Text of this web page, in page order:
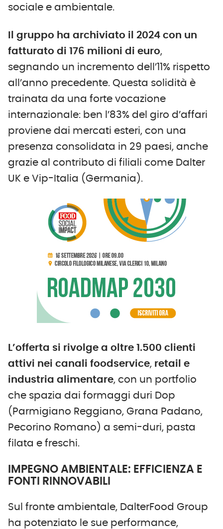
sociale e ambientale.
Il gruppo ha archiviato il 2024 con un
fatturato di 176 milioni di euro,
segnando un incremento dell’11% rispetto
all’anno precedente. Questa solidità è
trainata da una forte vocazione
internazionale: ben l’83% del giro d’affari
proviene dai mercati esteri, con una
presenza consolidata in 29 paesi, anche
grazie al contributo di filiali come Dalter
UK e Vip-Italia (Germania).
L’offerta si rivolge a oltre 1.500 clienti
attivi nei canali foodservice, retail e
industria alimentare, con un portfolio
che spazia dai formaggi duri Dop
(Parmigiano Reggiano, Grana Padano,
Pecorino Romano) a semi-duri, pasta
filata e freschi.
IMPEGNO AMBIENTALE: EFFICIENZA E
FONTI RINNOVABILI
Sul fronte ambientale, DalterFood Group
ha potenziato le sue performance,